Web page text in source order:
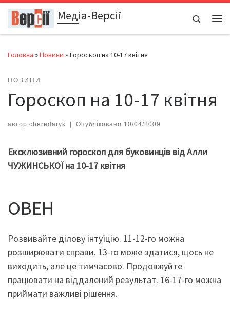
Перейти до вмістуМедіа-Версії
Search
Головна »Новини »Гороскоп на 10-17 квітня
НОВИНИ
Гороскоп на 10-17 квітня
автор cheredaryk | Опубліковано 10/04/2009
Ексклюзивний гороскоп для буковинців від Алли
ЧУЖИНСЬКОЇ на 10-17 квітня
ОВЕН
Розвивайте ділову інтуїцію. 11-12-го можна
розширювати справи. 13-го може здатися, щось не
виходить, але це тимчасово. Продовжуйте
працювати на віддалений результат. 16-17-го можна
приймати важливі рішення.